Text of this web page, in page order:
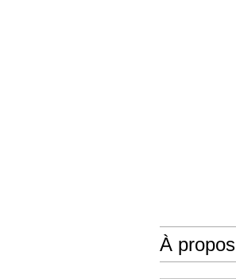
À propos